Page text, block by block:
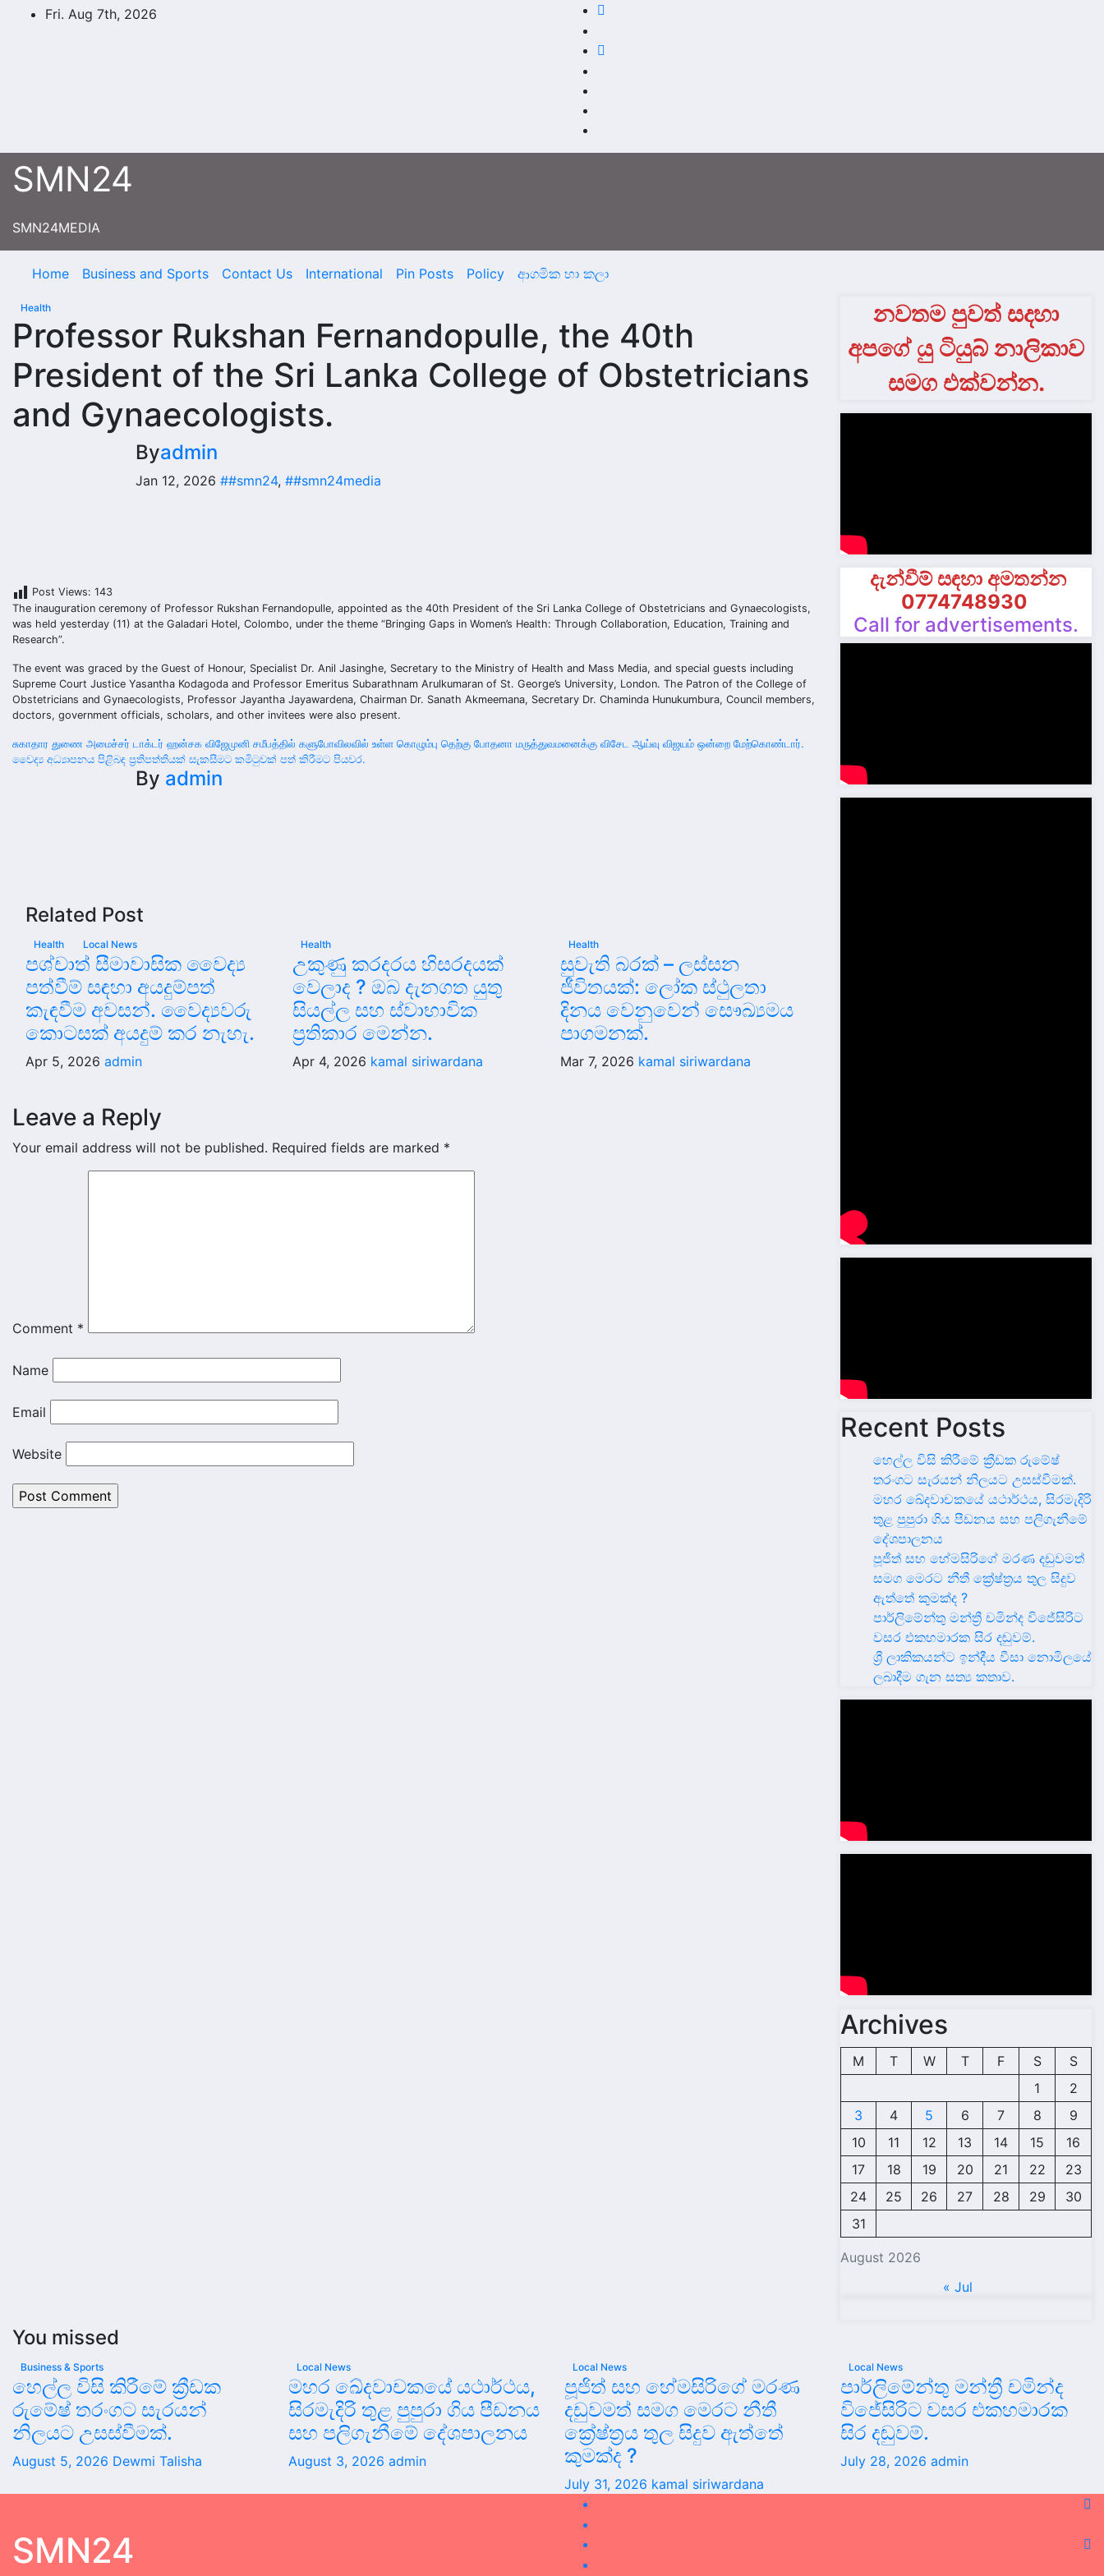
Fri. Aug 7th, 2026
SMN24
SMN24MEDIA
Home Business and Sports Contact Us International Pin Posts Policy ආගමික හා කලා
Health
Professor Rukshan Fernandopulle, the 40th
President of the Sri Lanka College of Obstetricians
and Gynaecologists.
Byadmin
Jan 12, 2026 ##smn24, ##smn24media
Post Views: 143
The inauguration ceremony of Professor Rukshan Fernandopulle, appointed as the 40th President of the Sri Lanka College of Obstetricians and Gynaecologists,
was held yesterday (11) at the Galadari Hotel, Colombo, under the theme “Bringing Gaps in Women’s Health: Through Collaboration, Education, Training and
Research”.
The event was graced by the Guest of Honour, Specialist Dr. Anil Jasinghe, Secretary to the Ministry of Health and Mass Media, and special guests including
Supreme Court Justice Yasantha Kodagoda and Professor Emeritus Subarathnam Arulkumaran of St. George’s University, London. The Patron of the College of
Obstetricians and Gynaecologists, Professor Jayantha Jayawardena, Chairman Dr. Sanath Akmeemana, Secretary Dr. Chaminda Hunukumbura, Council members,
doctors, government officials, scholars, and other invitees were also present.
Post
navigation
சுகாதார துணை அமைச்சர் டாக்டர் ஹன்சக விஜேமுனி சமீபத்தில் களுபோவிலவில் உள்ள கொழும்பு தெற்கு போதனா மருத்துவமனைக்கு விசேட ஆய்வு விஜயம் ஒன்றை மேற்கொண்டார்.
වෛද්‍ය අධ්‍යාපනය පිළිබඳ ප්‍රතිපත්තියක් සැකසීමට කමිටුවක් පත් කිරීමට පියවර.
By admin
Related Post
Health Local News
පශ්චාත් සීමාවාසික වෛද්‍ය
පත්වීම් සඳහා අයදුම්පත්
කැඳවීම අවසන්. වෛද්‍යවරු
කොටසක් අයදුම් කර නැහැ.
Apr 5, 2026 admin
Health
උකුණු කරදරය හිසරදයක්
වෙලාද ? ඔබ දැනගත යුතු
සියල්ල සහ ස්වාභාවික
ප්‍රතිකාර මෙන්න.
Apr 4, 2026 kamal siriwardana
Health
සුවැති බරක් – ලස්සන
ජීවිතයක්: ලෝක ස්ථුලතා
දිනය වෙනුවෙන් සෞඛ්‍යමය
පාගමනක්.
Mar 7, 2026 kamal siriwardana
Leave a Reply
Your email address will not be published. Required fields are marked *
Comment *
Name
Email
Website
නවතම පුවත් සදහා
අපගේ යු ටියුබ් නාලිකාව
සමග එක්වන්න.
දැන්වීම් සඳහා අමතන්න
0774748930
Call for advertisements.
Recent Posts
හෙල්ල විසි කිරීමේ ක්‍රීඩක රුමේෂ්
තරංගට සැරයන් නිලයට උසස්වීමක්.
මහර ඛේදවාචකයේ යථාර්ථය, සිරමැදිරි
තුළ පුපුරා ගිය පීඩනය සහ පලිගැනීමේ
දේශපාලනය
පූජිත් සහ හේමසිරිගේ මරණ දඩුවමත්
සමග මෙරට නීතී ක්‍රේෂ්ත්‍රය තුල සිදුව
ඇත්තේ කුමක්ද ?
පාර්ලිමේන්තු මන්ත්‍රී චමින්ද විජේසිරිට
වසර එකහමාරක සිර දඬුවම්.
ශ්‍රී ලාකිකයන්ට ඉන්දීය වීසා නොමිලයේ
ලබාදීම ගැන සත්‍ය කතාව.
Archives
August 2026
M T W T F S
S
1
2
3
4 5 6 7 8
9
10
11 12 13 14 15
16
17
18 19 20 21 22
23
24
25 26 27 28 29
30
31
« Jul
You missed
Business & Sports
හෙල්ල විසි කිරීමේ ක්‍රීඩක
රුමේෂ් තරංගට සැරයන්
නිලයට උසස්වීමක්.
August 5, 2026 Dewmi Talisha
Local News
මහර ඛේදවාචකයේ යථාර්ථය,
සිරමැදිරි තුළ පුපුරා ගිය පීඩනය
සහ පලිගැනීමේ දේශපාලනය
August 3, 2026 admin
Local News
පූජිත් සහ හේමසිරිගේ මරණ
දඩුවමත් සමග මෙරට නීතී
ක්‍රේෂ්ත්‍රය තුල සිදුව ඇත්තේ
කුමක්ද ?
July 31, 2026 kamal siriwardana
Local News
පාර්ලිමේන්තු මන්ත්‍රී චමින්ද
විජේසිරිට වසර එකහමාරක
සිර දඬුවම්.
July 28, 2026 admin
SMN24